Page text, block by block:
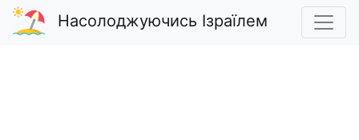
Насолоджуючись Ізраїлем